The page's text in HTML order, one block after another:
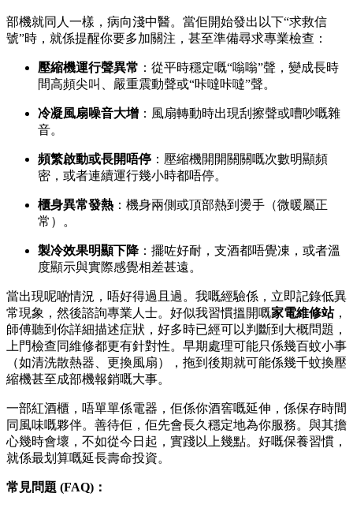
部機就同人一樣，病向淺中醫。當佢開始發出以下“求救信
號”時，就係提醒你要多加關注，甚至準備尋求專業檢查：
壓縮機運行聲異常 ：從平時穩定嘅“嗡嗡”聲，變成長時
間高頻尖叫、嚴重震動聲或“咔噠咔噠”聲。
冷凝風扇噪音大增 ：風扇轉動時出現刮擦聲或嘈吵嘅雜
音。
頻繁啟動或長開唔停 ：壓縮機開開關關嘅次數明顯頻
密，或者連續運行幾小時都唔停。
櫃身異常發熱 ：機身兩側或頂部熱到燙手（微暖屬正
常）。
製冷效果明顯下降：擺咗好耐，支酒都唔覺凍，或者溫
度顯示與實際感覺相差甚遠。
當出現呢啲情況，唔好得過且過。我嘅經驗係，立即記錄低異
常現象，然後諮詢專業人士。好似我習慣搵開嘅家電維修站，
師傅聽到你詳細描述症狀，好多時已經可以判斷到大概問題，
上門檢查同維修都更有針對性。早期處理可能只係幾百蚊小事
（如清洗散熱器、更換風扇），拖到後期就可能係幾千蚊換壓
縮機甚至成部機報銷嘅大事。
一部紅酒櫃，唔單單係電器，佢係你酒窖嘅延伸，係保存時間
同風味嘅夥伴。善待佢，佢先會長久穩定地為你服務。與其擔
心幾時會壞，不如從今日起，實踐以上幾點。好嘅保養習慣，
就係最划算嘅延長壽命投資。
常見問題 (FAQ)：